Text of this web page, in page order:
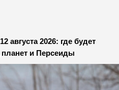
августа 2026: где будет
и Персеиды